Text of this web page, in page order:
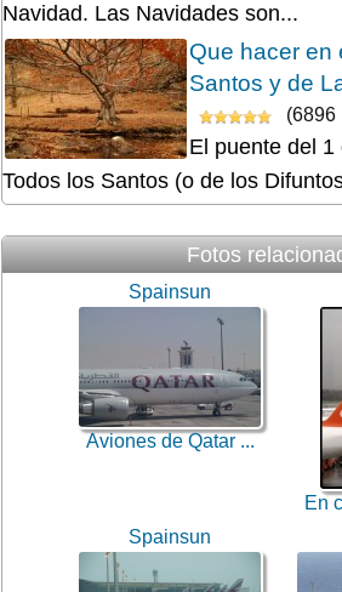
Navidad. Las Navidades son...
Que hacer en
Santos y de
(6896
El puente del
Todos los Santos (o de los
Fotos
Spainsun
Aviones de Qatar ...
En
Spainsun